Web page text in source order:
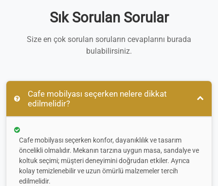
Sık Sorulan Sorular
Size en çok sorulan soruların cevaplarını burada
bulabilirsiniz.
Cafe mobilyası seçerken nelere dikkat
edilmelidir?
Cafe mobilyası seçerken konfor, dayanıklılık ve tasarım
öncelikli olmalıdır. Mekanın tarzına uygun masa, sandalye ve
koltuk seçimi; müşteri deneyimini doğrudan etkiler. Ayrıca
kolay temizlenebilir ve uzun ömürlü malzemeler tercih
edilmelidir.